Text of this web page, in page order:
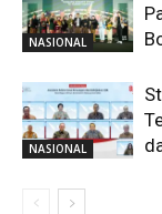
NASIONAL
NASIONAL